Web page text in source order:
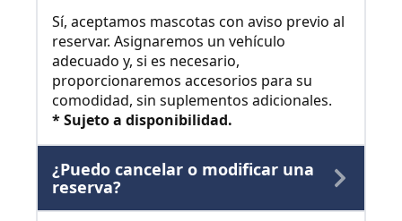
Sí, aceptamos mascotas con aviso previo al
reservar. Asignaremos un vehículo
adecuado y, si es necesario,
proporcionaremos accesorios para su
comodidad, sin suplementos adicionales.
* Sujeto a disponibilidad.
¿Puedo cancelar o modificar una
reserva?